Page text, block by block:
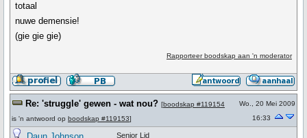
totaal
nuwe demensie!
(gie gie gie)
Rapporteer boodskap aan 'n moderator
Re: 'struggle' gewen - wat nou? [boodskap #119154
is 'n antwoord op boodskap #119153]
Wo., 20 Mei 2009
16:33
Senior Lid